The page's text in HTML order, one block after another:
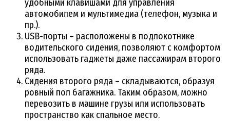
удобными клавишами для управления
автомобилем и мультимедиа (телефон, музыка и
пр.).
USB-порты – расположены в подлокотнике
водительского сидения, позволяют с комфортом
использовать гаджеты даже пассажирам второго
ряда.
Сидения второго ряда – складываются, образуя
ровный пол багажника. Таким образом, можно
перевозить в машине грузы или использовать
пространство как спальное место.